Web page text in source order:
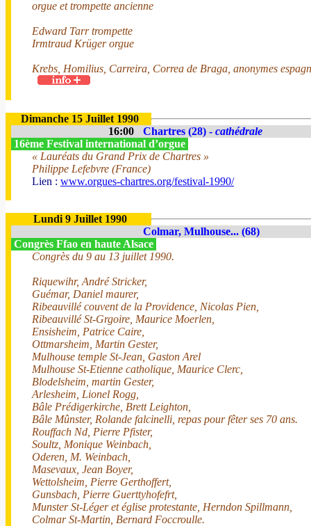
orgue et trompette ancienne
Edward Tarr trompette
Irmtraud Krüger orgue
Krebs, Homilius, Carreira, Correa de Braga, anonymes
Dimanche 15 Juillet 1990
16:00
Chartres (28) - cathédrale
16ème Festival international d’orgue
« Lauréats du Grand Prix de Chartres »
Philippe Lefebvre (France)
Lien : www.orgues-chartres.org/festival-1990/
Lundi 9 Juillet 1990
Colmar, Mulhouse... (68)
Congrès Ffao en haute Alsace
Congrès du 9 au 13 juillet 1990.
Riquewihr, André Stricker,
Guémar, Daniel maurer,
Ribeauvillé couvent de la Providence, Nicolas Pien,
Ribeauvillé St-Grgoire, Maurice Moerlen,
Ensisheim, Patrice Caire,
Ottmarsheim, Martin Gester,
Mulhouse temple St-Jean, Gaston Arel
Mulhouse St-Etienne catholique, Maurice Clerc,
Blodelsheim, martin Gester,
Arlesheim, Lionel Rogg,
Bâle Prédigerkirche, Brett Leighton,
Bâle Mûnster, Rolande falcinelli, repas pour fêter ses 70 ans.
Rouffach Nd, Pierre Pfister,
Soultz, Monique Weinbach,
Oderen, M. Weinbach,
Masevaux, Jean Boyer,
Wettolsheim, Pierre Gerthoffert,
Gunsbach, Pierre Guerttyhofefrt,
Munster St-Léger et église protestante, Herndon Spillmann,
Colmar St-Martin, Bernard Foccroulle.